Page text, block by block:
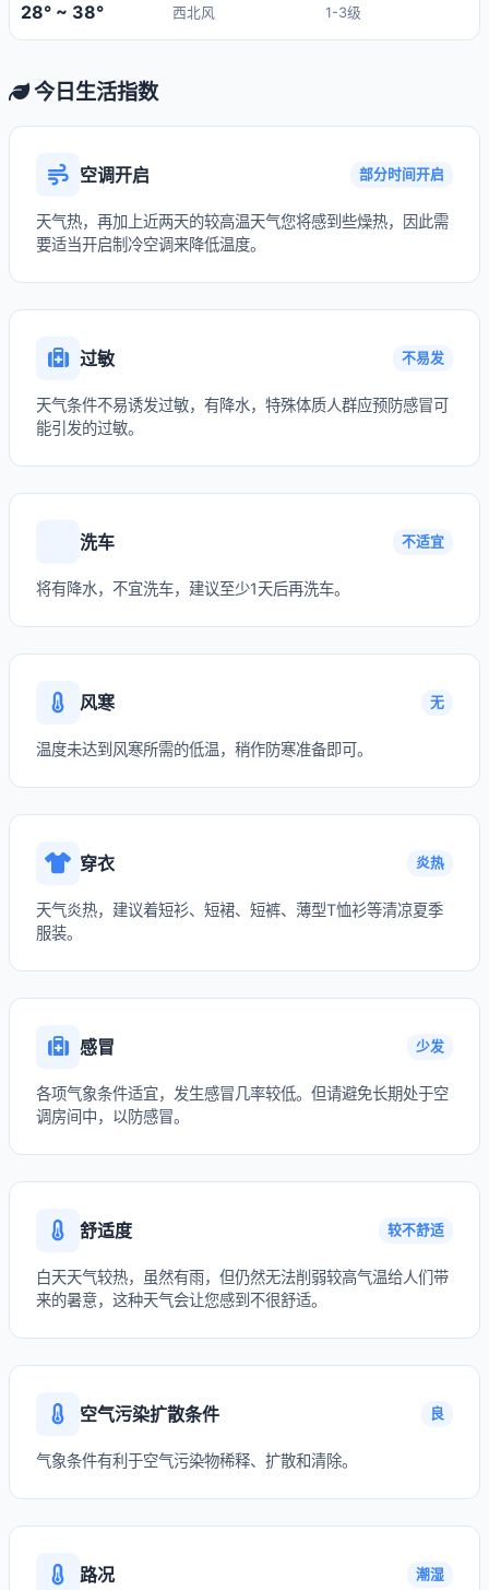
28° ~ 38° 西北风 1-3级
今日生活指数
空调开启 部分时间开启
天气热，再加上近两天的较高温天气您将感到些燥热，因此需
要适当开启制冷空调来降低温度。
过敏 不易发
天气条件不易诱发过敏，有降水，特殊体质人群应预防感冒可
能引发的过敏。
洗车 不适宜
将有降水，不宜洗车，建议至少1天后再洗车。
风寒 无
温度未达到风寒所需的低温，稍作防寒准备即可。
穿衣 炎热
天气炎热，建议着短衫、短裙、短裤、薄型T恤衫等清凉夏季
服装。
感冒 少发
各项气象条件适宜，发生感冒几率较低。但请避免长期处于空
调房间中，以防感冒。
舒适度 较不舒适
白天天气较热，虽然有雨，但仍然无法削弱较高气温给人们带
来的暑意，这种天气会让您感到不很舒适。
空气污染扩散条件 良
气象条件有利于空气污染物稀释、扩散和清除。
路况 潮湿